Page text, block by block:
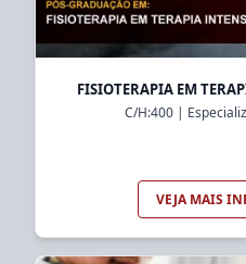
FISIOTERAPIA EM
C/H:400 |
VEJA MAIS